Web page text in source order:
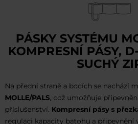
PÁSKY SYSTÉMU
KOMPRESNÍ PÁSY,
SUCHÝ
Na přední straně a bocích se nachází
MOLLE/PALS, což umožňuje
příslušenství. Kompresní pásy s
regulaci kapacity batohu a připevnění